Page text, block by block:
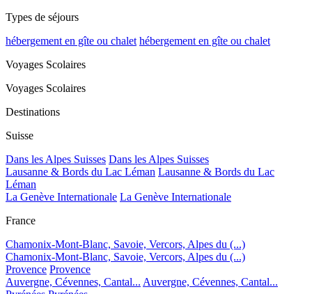
Types de séjours
hébergement en gîte ou chalet hébergement en gîte ou chalet
Voyages Scolaires
Voyages Scolaires
Destinations
Suisse
Dans les Alpes Suisses Dans les Alpes Suisses
Lausanne & Bords du Lac Léman Lausanne & Bords du Lac
Léman
La Genève Internationale La Genève Internationale
France
Chamonix-Mont-Blanc, Savoie, Vercors, Alpes du (...)
Chamonix-Mont-Blanc, Savoie, Vercors, Alpes du (...)
Provence Provence
Auvergne, Cévennes, Cantal... Auvergne, Cévennes, Cantal...